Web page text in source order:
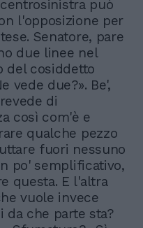
può
l'opposizione per
Senatore, pare
due linee nel
del cosiddetto
vede due?». Be',
di
così com'è e
qualche pezzo
fuori nessuno
po' semplificativo,
questa. E l'altra
vuole invece
da che parte sta?